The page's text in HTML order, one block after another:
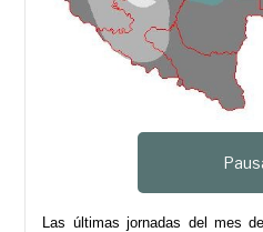
Las últimas jornadas del mes